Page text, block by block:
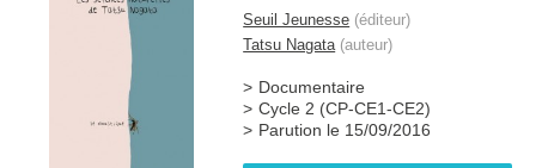
Seuil Jeunesse (éditeur)
Tatsu Nagata(auteur)
Documentaire
Cycle 2 (CP-CE1-CE2)
Parution le 15/09/2016